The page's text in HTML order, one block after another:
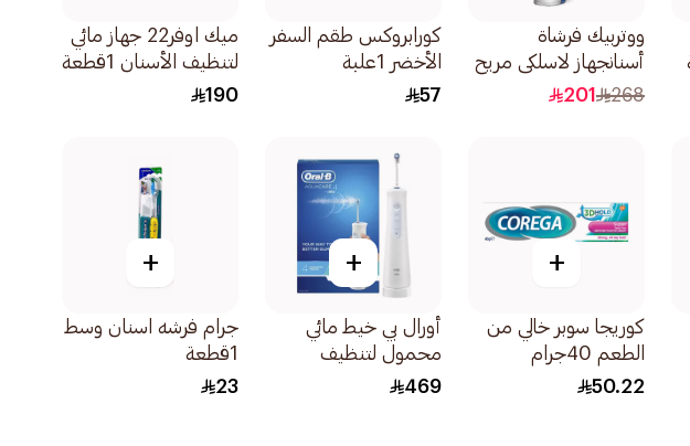
ووتربيك فرشاة
أسنانجهاز لاسلكي مريح
1عبوة
268
201
كورابروكس طقم السفر
الأخضر 1علبة
57
ميك اوفر22 جهاز مائي
لتنظيف الأسنان 1قطعة
190
+
كوريجا سوبر خالي من
الطعم 40جرام
50.22
+
أورال بي خيط مائي
محمول لتنظيف
469
+
جرام فرشه اسنان وسط
1قطعة
23